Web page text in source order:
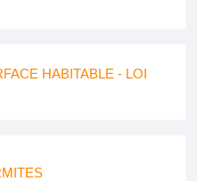
HABITABLE - LOI